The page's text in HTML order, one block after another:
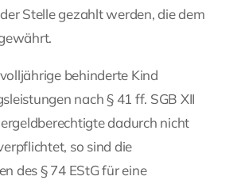
Stelle gezahlt werden, die dem
behinderte Kind
nach § 41 ff. SGB XII
dadurch nicht
so sind die
des § 74 EStG für eine